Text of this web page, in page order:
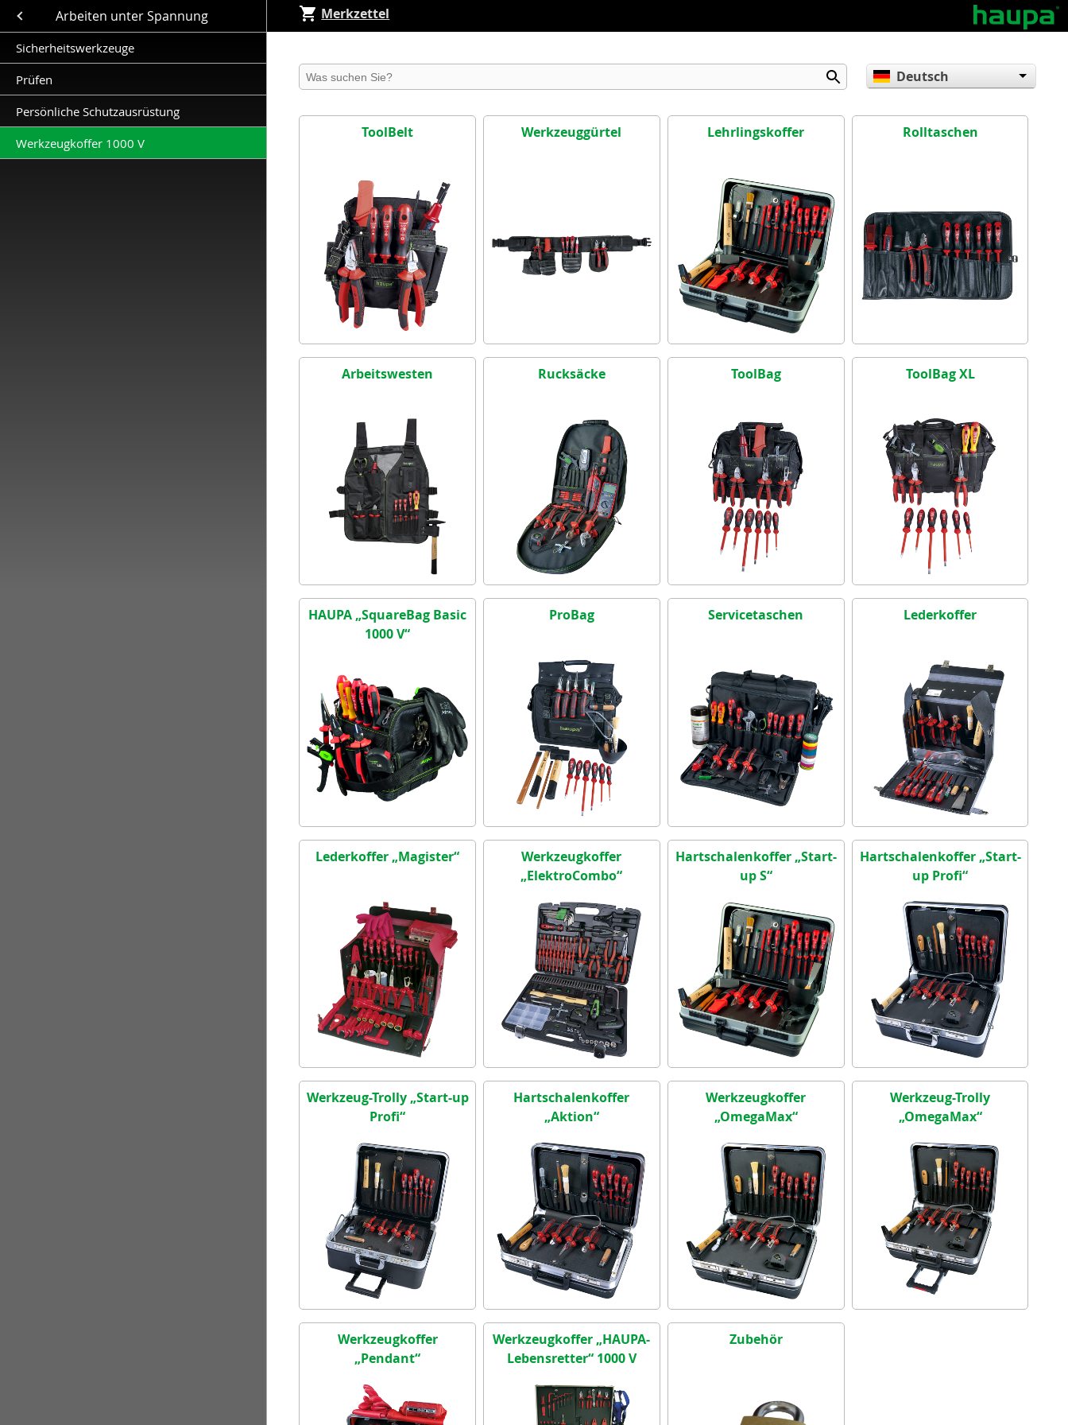
Close submenu (Arbeiten unter Spannung )
Arbeiten unter Spannung
Sicherheitswerkzeuge
Prüfen
Persönliche Schutzausrüstung
Werkzeugkoffer 1000 V
Merkzettel
Produkt suchen
Deutsch
Español
ToolBelt Werkzeuggürtel Lehrlingskoffer Rolltaschen
Arbeitswesten Rucksäcke ToolBag ToolBag XL
HAUPA „SquareBag Basic
1000 V“
ProBag Servicetaschen Lederkoffer
Lederkoffer „Magister“
Werkzeugkoffer
„ElektroCombo“
Hartschalenkoffer „Start-
up S“
Hartschalenkoffer „Start-
up Profi“
Werkzeug-Trolly „Start-up
Profi“
Hartschalenkoffer
„Aktion“
Werkzeugkoffer
„OmegaMax“
Werkzeug-Trolly
„OmegaMax“
Werkzeugkoffer
„Pendant“
Werkzeugkoffer „HAUPA-
Lebensretter“ 1000 V
Zubehör